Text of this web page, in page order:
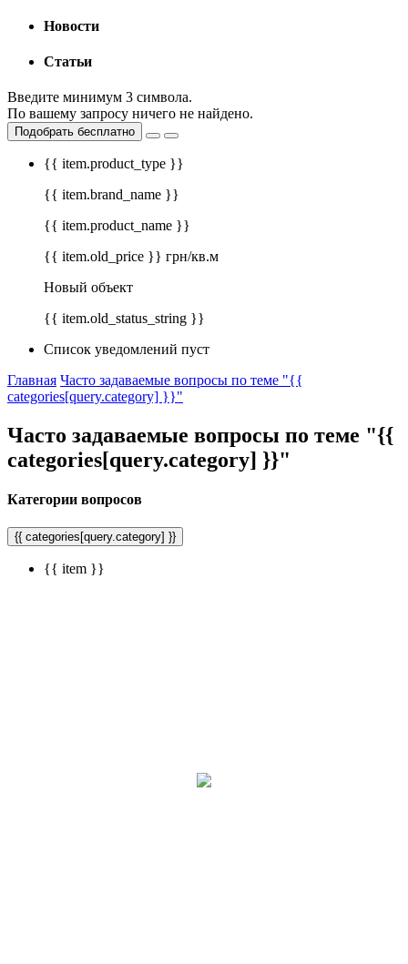
Новости
Статьи
Введите минимум 3 символа.
По вашему запросу ничего не найдено.
Подобрать бесплатно
{{ item.product_type }}
{{ item.brand_name }}
{{ item.product_name }}
{{ item.old_price }} грн/кв.м
Новый объект
{{ item.old_status_string }}
Список уведомлений пуст
Главная Часто задаваемые вопросы по теме "{{
categories[query.category] }}"
Часто задаваемые вопросы по теме "{{
categories[query.category] }}"
Категории вопросов
{{ categories[query.category] }}
{{ item }}